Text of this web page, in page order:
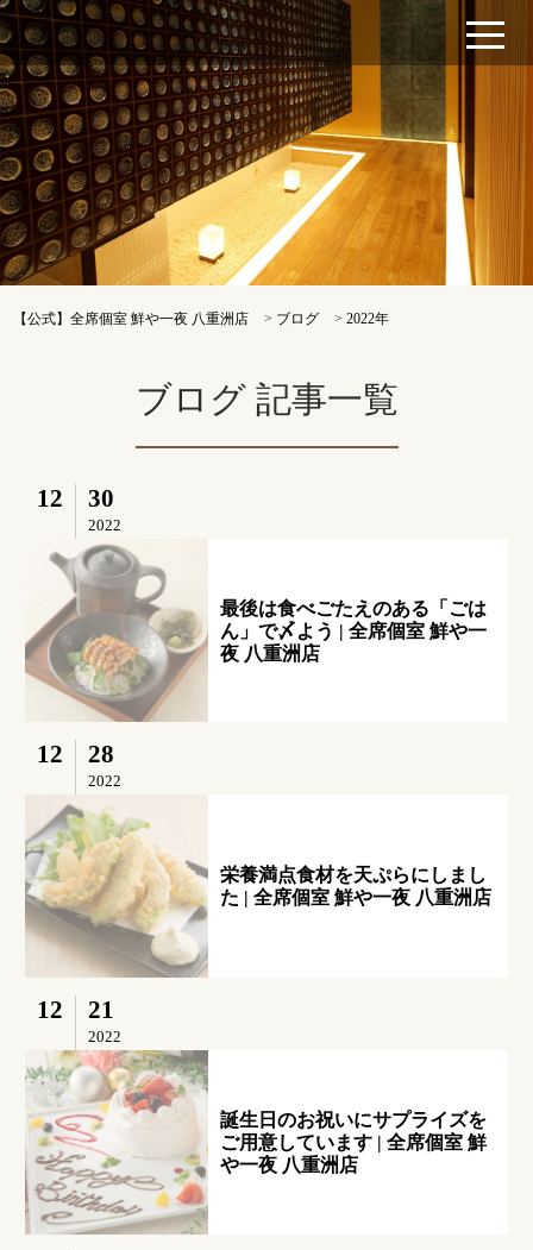
【公式】全席個室 鮮や一夜 八重洲店 > ブログ >2022年
ブログ 記事一覧
12 30
2022
最後は食べごたえのある「ごは
ん」で〆よう | 全席個室 鮮や一
夜 八重洲店
12 28
2022
栄養満点食材を天ぷらにしまし
た | 全席個室 鮮や一夜 八重洲店
12 21
2022
誕生日のお祝いにサプライズを
ご用意しています | 全席個室 鮮
や一夜 八重洲店